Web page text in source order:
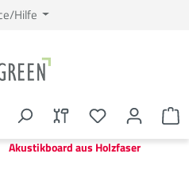
Hilfe
Akustikboard aus Holzfaser